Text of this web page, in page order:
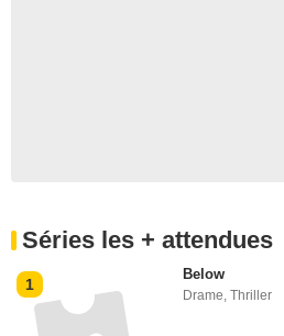
Séries les + attendues
1
Below
Drame ,Thriller